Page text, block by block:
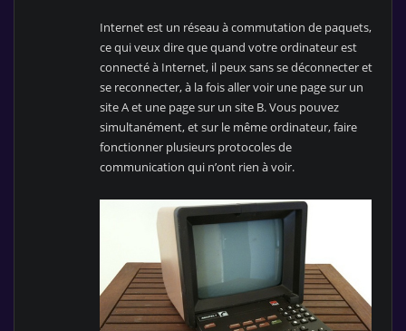
Internet est un réseau à commutation de paquets,
ce qui veux dire que quand votre ordinateur est
connecté à Internet, il peux sans se déconnecter et
se reconnecter, à la fois aller voir une page sur un
site A et une page sur un site B. Vous pouvez
simultanément, et sur le même ordinateur, faire
fonctionner plusieurs protocoles de
communication qui n’ont rien à voir.